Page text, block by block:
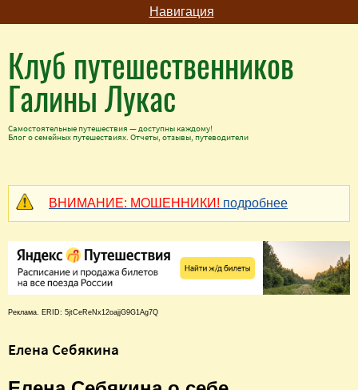
Навигация
Клуб путешественников
Галины Лукас
Самостоятельные путешествия — доступны каждому!
Блог о семейных путешествиях. Отчеты, отзывы, путеводители
ВНИМАНИЕ: МОШЕННИКИ! подробнее
Реклама. ERID: 5jtCeReNx12oajjG9G1Ag7Q
Елена Себякина